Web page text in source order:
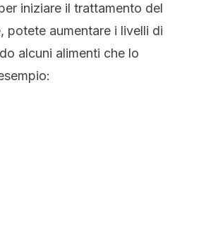
iniziare il trattamento del
potete aumentare i livelli di
alcuni alimenti che lo